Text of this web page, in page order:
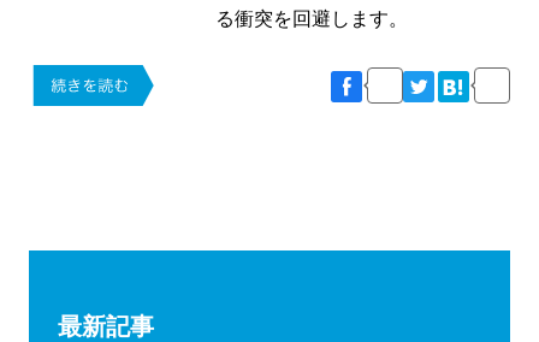
る衝突を回避します。
最新記事